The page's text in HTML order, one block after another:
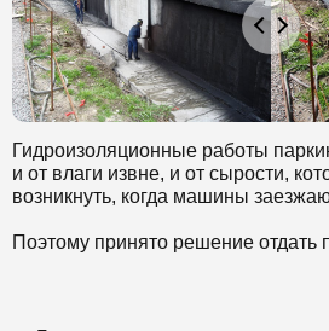
Гидроизоляционные работы
и от влаги извне, и от сырости,
возникнуть, когда машины
Поэтому принято решение отдать